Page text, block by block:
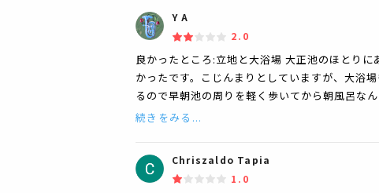
Y A
2.0
良かったところ:立地と大浴場 大正池のほとり
かったです。こじんまりとしていますが、大浴
るので早朝池の周りを軽く歩いてから朝風呂な
続きをみる...
Chriszaldo Tapia
1.0